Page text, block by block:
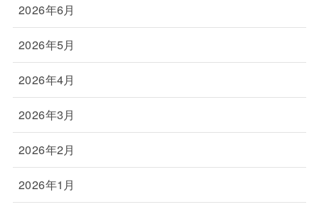
2026年6月
2026年5月
2026年4月
2026年3月
2026年2月
2026年1月